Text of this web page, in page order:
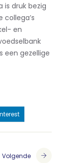
is druk bezig
en
een gezellige
Volgende